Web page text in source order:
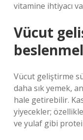
vitamine ihtiyacı
Vücut
Vücut geliştirme
daha sık yemek,
hale getirebilir.
yiyecekler;
ve yulaf gibi